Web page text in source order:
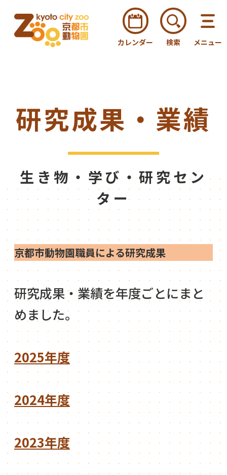
カレンダー 検索 メニュー
研究成果・業績
生き物・学び・研究セン
ター
京都市動物園職員による研究成果
研究成果・業績を年度ごとにまと
めました。
2025年度
2024年度
2023年度